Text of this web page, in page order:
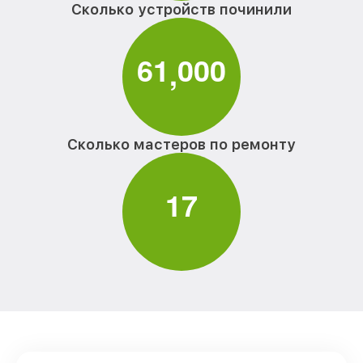
Сколько устройств починили
61,000
Сколько мастеров по ремонту
17